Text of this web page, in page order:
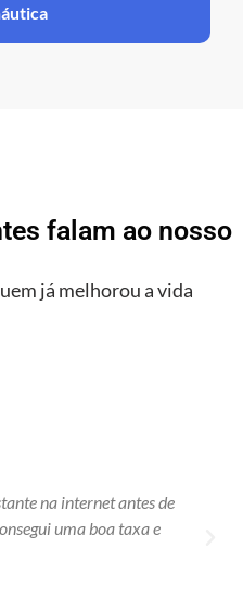
falam ao nosso
já melhorou a vida
na internet antes de
uma boa taxa e